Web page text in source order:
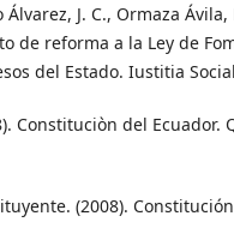
J. C., Ormaza
de reforma a la Ley de
del Estado. Iustitia
Constituciòn del Ecuador.
(2008).